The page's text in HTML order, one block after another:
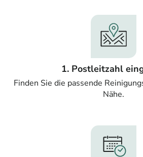
1. Postleitzahl
Finden Sie die passende
Nähe.